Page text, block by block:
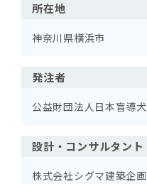
所在地
神奈川県横浜市
発注者
公益財団法人日本盲導
設計・コンサルタント
株式会社シグマ建築企画